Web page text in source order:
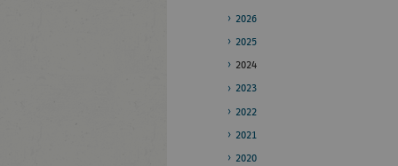
2026
2025
2024
2023
2022
2021
2020